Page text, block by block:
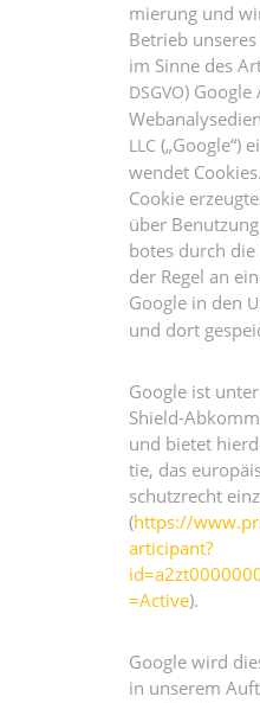
mie­rung und
Betrieb
im Sin­ne des
DSGVO) Goog­le
LLC („Goog­le“)
wen­det
Coo­kie
über
bo­tes durch
der Regel an
Goog­le in den
und dort
Goog­le ist
Shield-
und bie­tet
tie, das
schutz­recht
(https://
articipant?
=Active).
Goog­le wird
in unse­rem